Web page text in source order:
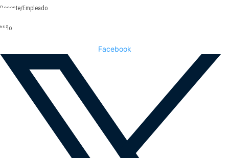
Docente/Empleado
Niño
Facebook